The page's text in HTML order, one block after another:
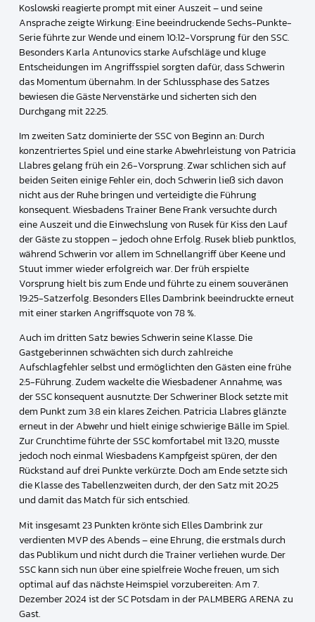
Koslowski reagierte prompt mit einer Auszeit – und seine
Ansprache zeigte Wirkung: Eine beeindruckende Sechs-Punkte-
Serie führte zur Wende und einem 10:12-Vorsprung für den SSC.
Besonders Karla Antunovics starke Aufschläge und kluge
Entscheidungen im Angriffsspiel sorgten dafür, dass Schwerin
das Momentum übernahm. In der Schlussphase des Satzes
bewiesen die Gäste Nervenstärke und sicherten sich den
Durchgang mit 22:25.
Im zweiten Satz dominierte der SSC von Beginn an: Durch
konzentriertes Spiel und eine starke Abwehrleistung von Patricia
Llabres gelang früh ein 2:6-Vorsprung. Zwar schlichen sich auf
beiden Seiten einige Fehler ein, doch Schwerin ließ sich davon
nicht aus der Ruhe bringen und verteidigte die Führung
konsequent. Wiesbadens Trainer Bene Frank versuchte durch
eine Auszeit und die Einwechslung von Rusek für Kiss den Lauf
der Gäste zu stoppen – jedoch ohne Erfolg. Rusek blieb punktlos,
während Schwerin vor allem im Schnellangriff über Keene und
Stuut immer wieder erfolgreich war. Der früh erspielte
Vorsprung hielt bis zum Ende und führte zu einem souveränen
19:25-Satzerfolg. Besonders Elles Dambrink beeindruckte erneut
mit einer starken Angriffsquote von 78 %.
Auch im dritten Satz bewies Schwerin seine Klasse. Die
Gastgeberinnen schwächten sich durch zahlreiche
Aufschlagfehler selbst und ermöglichten den Gästen eine frühe
2:5-Führung. Zudem wackelte die Wiesbadener Annahme, was
der SSC konsequent ausnutzte: Der Schweriner Block setzte mit
dem Punkt zum 3:8 ein klares Zeichen. Patricia Llabres glänzte
erneut in der Abwehr und hielt einige schwierige Bälle im Spiel.
Zur Crunchtime führte der SSC komfortabel mit 13:20, musste
jedoch noch einmal Wiesbadens Kampfgeist spüren, der den
Rückstand auf drei Punkte verkürzte. Doch am Ende setzte sich
die Klasse des Tabellenzweiten durch, der den Satz mit 20:25
und damit das Match für sich entschied.
Mit insgesamt 23 Punkten krönte sich Elles Dambrink zur
verdienten MVP des Abends – eine Ehrung, die erstmals durch
das Publikum und nicht durch die Trainer verliehen wurde. Der
SSC kann sich nun über eine spielfreie Woche freuen, um sich
optimal auf das nächste Heimspiel vorzubereiten: Am 7.
Dezember 2024 ist der SC Potsdam in der PALMBERG ARENA zu
Gast.